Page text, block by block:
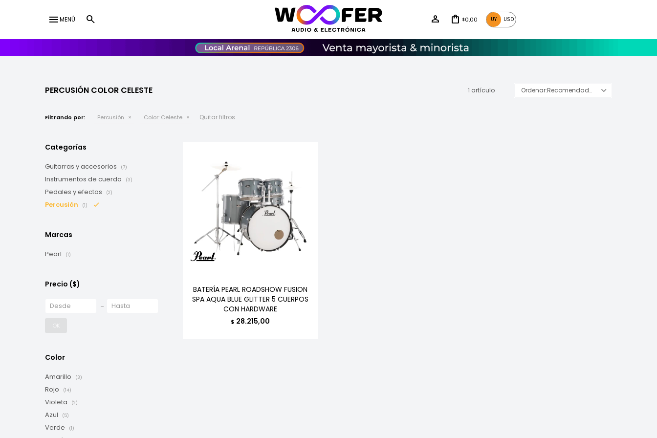
menuMENÚ $0,00 UY USD
PERCUSIÓN COLOR CELESTE 1 artículo Recomendados
Filtrando por: Percusión Color: Celeste Quitar filtros
BATERÍA PEARL ROADSHOW FUSION
SPA AQUA BLUE GLITTER 5 CUERPOS
CON HARDWARE
$ 28.215,00
Categorías
Guitarras y accesorios (7)
Instrumentos de cuerda (3)
Pedales y efectos (2)
Percusión (1)
Marcas
Pearl (1)
Precio ($)
OK
Color
Amarillo (3)
Rojo (14)
Violeta (2)
Azul (5)
Verde (1)